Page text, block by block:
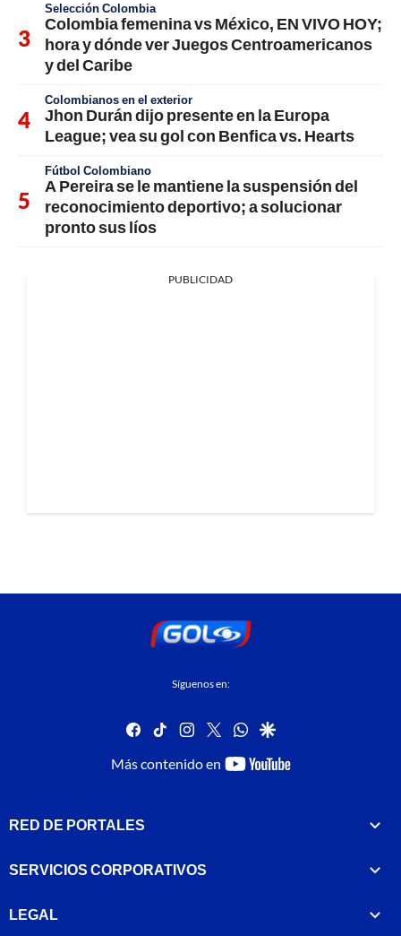
Selección Colombia
Colombia femenina vs México, EN VIVO HOY;
hora y dónde ver Juegos Centroamericanos
y del Caribe
Colombianos en el exterior
Jhon Durán dijo presente en la Europa
League; vea su gol con Benfica vs. Hearts
Fútbol Colombiano
A Pereira se le mantiene la suspensión del
reconocimiento deportivo; a solucionar
pronto sus líos
PUBLICIDAD
Síguenos en:
facebook
tiktok instagram
twitterwhatsapp
google
Más contenido en
youtube-
RED DE PORTALES
SERVICIOS CORPORATIVOS
LEGAL